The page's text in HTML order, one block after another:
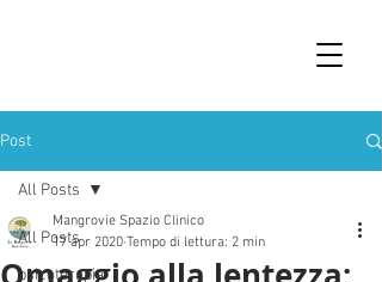
Post
All Posts
psicoterapia
All Posts
Mangrovie Spazio Clinico
17 apr 2020 Tempo di lettura: 2 min